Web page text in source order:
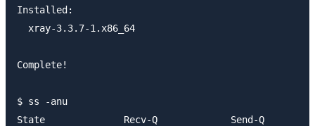
Installed:
  xray-3.3.7-1.x86_64
Complete!
$ ss -anu
State              Recv-Q             Send-Q